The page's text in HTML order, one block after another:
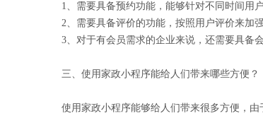
1、需要具备预约功能，能够针对不同时间用
2、需要具备评价的功能，按照用户评价来加
3、对于有会员需求的企业来说，还需要具备
三、使用家政小程序能给人们带来哪些方便？
使用家政小程序能够给人们带来很多方便，